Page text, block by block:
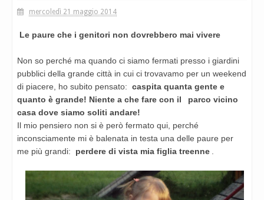
mercoledì 21 maggio 2014
Le paure che i genitori non dovrebbero mai vivere
Non so perché ma quando ci siamo fermati presso i giardini
pubblici della grande città in cui ci trovavamo per un weekend
di piacere, ho subito pensato: caspita quanta gente e
quanto è grande! Niente a che fare con il
parco vicino
casa dove siamo soliti andare!
Il mio pensiero non si è però fermato qui, perché
inconsciamente mi è balenata in testa una delle paure per
me più grandi: perdere di vista mia figlia treenne